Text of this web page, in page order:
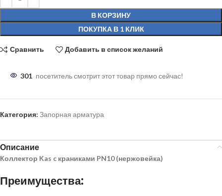
В КОРЗИНУ
ПОКУПКА В 1 КЛИК
Сравнить Добавить в список желаний
301 посетитель смотрит этот товар прямо сейчас!
Категория: Запорная арматура
Описание
Коллектор Kas c краниками PN10 (нержовейка)
Преимущества: